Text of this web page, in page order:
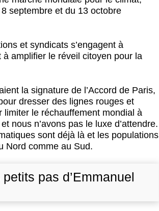
septembre et du 13 octobre
et syndicats s’engagent à
amplifier le réveil citoyen pour la
la signature de l’Accord de Paris,
dresser des lignes rouges et
limiter le réchauffement mondial à
nous n’avons pas le luxe d’attendre.
sont déjà là et les populations
Nord comme au Sud.
pas d’Emmanuel